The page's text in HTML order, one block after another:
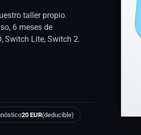
taller propio.
6 meses de
Switch Lite, Switch 2.
20 EUR(deducible)